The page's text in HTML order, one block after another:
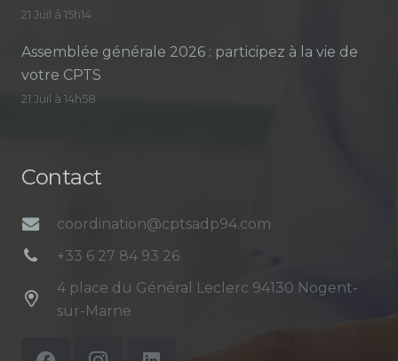
21 Juil à 15h14
Assemblée générale 2026 : participez à la vie de
votre CPTS
21 Juil à 14h58
Contact
coordination@cptsadp94.com
+33 6 27 84 93 26
4 place du Général Leclerc 94130 Nogent-
sur-Marne